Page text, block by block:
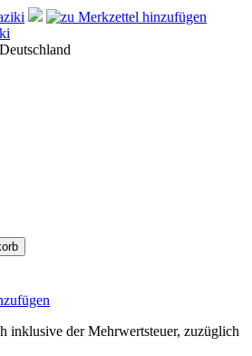
Deutschland
inklusive der Mehrwertsteuer, zuzüglich